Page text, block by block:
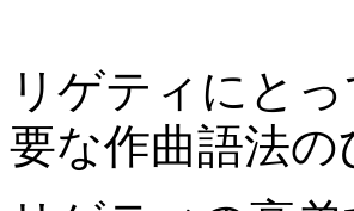
リゲティにと
要な作曲語法